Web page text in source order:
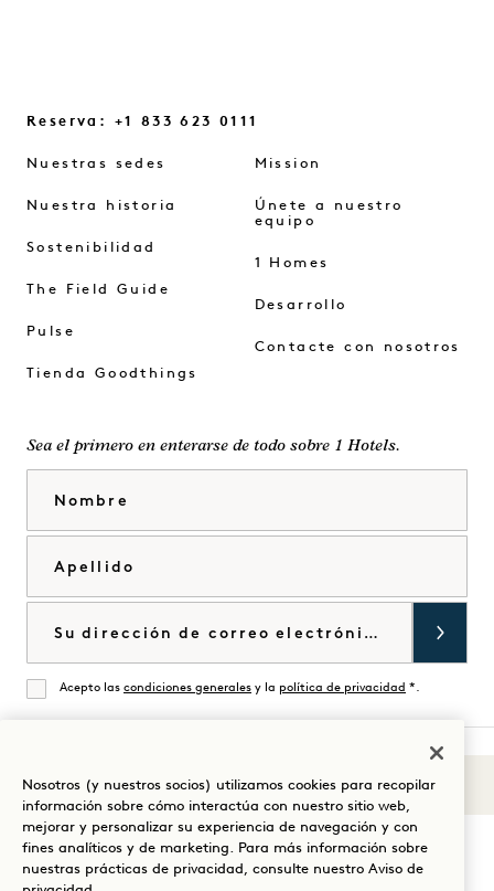
Sonidos de 1
Reserva: +1 833 623 0111
Nuestras sedes
Nuestra historia
Sostenibilidad
The Field Guide
Pulse
Tienda Goodthings
Mission
Únete a nuestro
equipo
1 Homes
Desarrollo
Contacte con nosotros
Sea el primero en enterarse de todo sobre 1 Hotels.
De acuerdo
Acepto las condiciones generales y la política de privacidad *.
Visita
1
Hotels
Visita
1
Hotels
Visite
1
Hotels
1
Hotels
Visite
1
Hotels
Visita
1
Hotels
Guíe su estancia
Nosotros (y nuestros socios) utilizamos cookies para recopilar
información sobre cómo interactúa con nuestro sitio web,
mejorar y personalizar su experiencia de navegación y con
fines analíticos y de marketing. Para más información sobre
nuestras prácticas de privacidad, consulte nuestro Aviso de